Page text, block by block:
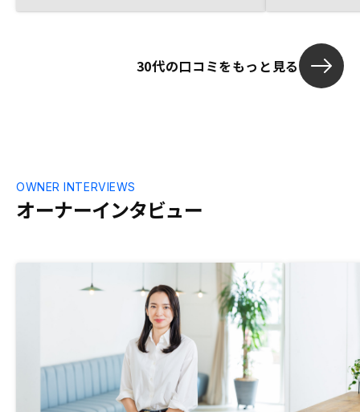
30代の口コミをもっと見る
オーナーインタビュー
OWNER INTERVIEWS